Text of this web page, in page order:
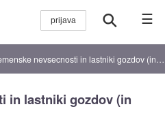
☰
nevsecnosti in lastniki gozdov (in drugi)
in lastniki gozdov (in